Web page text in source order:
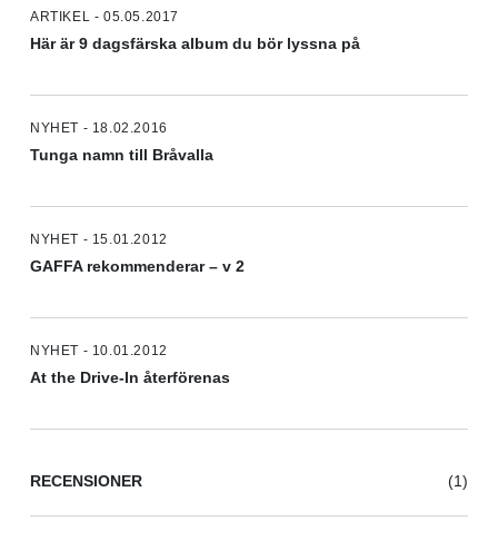
ARTIKEL - 05.05.2017
Här är 9 dagsfärska album du bör lyssna på
NYHET - 18.02.2016
Tunga namn till Bråvalla
NYHET - 15.01.2012
GAFFA rekommenderar – v 2
NYHET - 10.01.2012
At the Drive-In återförenas
RECENSIONER (1)